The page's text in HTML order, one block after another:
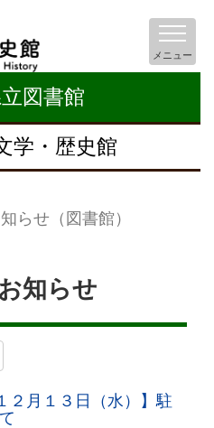
図書館
学・歴史館
メニュー
らせ（図書館）
知らせ
２月１３日（水）】駐